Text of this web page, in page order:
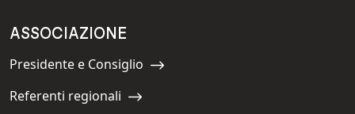
ASSOCIAZIONE
Navigate to:
Presidente e Consiglio
Navigate to:
Referenti regionali